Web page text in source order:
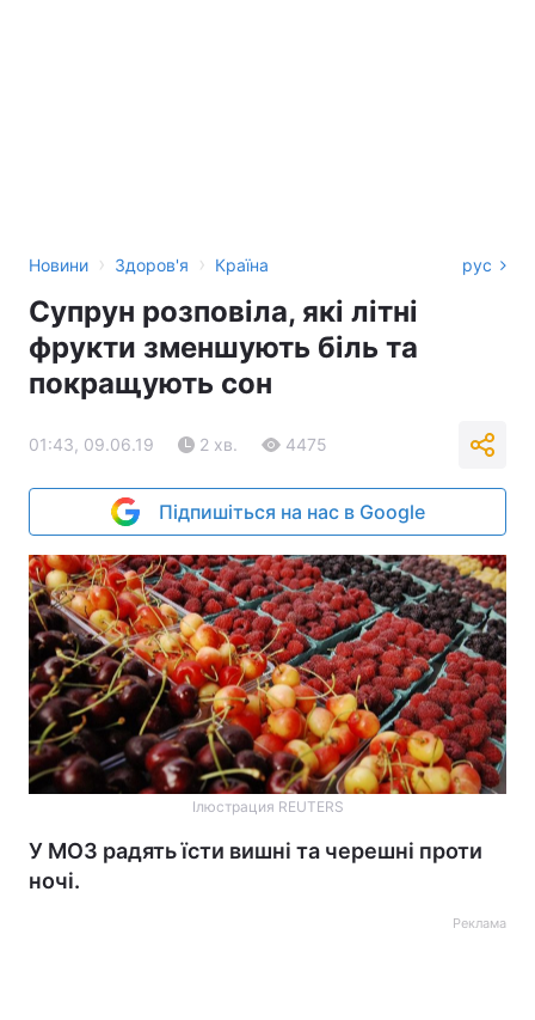
Новини › Здоров'я › Країна рус
Супрун розповіла, які літні
фрукти зменшують біль та
покращують сон
01:43, 09.06.19 2 хв. 4475
Підпишіться на нас в Google
Ілюстрация REUTERS
У МОЗ радять їсти вишні та черешні проти
ночі.
Реклама